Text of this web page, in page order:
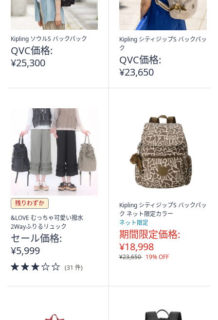
Kipling ソウルS バックパック
QVC価格:
¥25,300
Kipling シティジップS バックパッ
ク
QVC価格:
¥23,650
残りわずか
&LOVE むっちゃ可愛い撥水
2Wayふりるリュック
セール価格:
¥5,999
3.0
of
(31 件)
Kipling シティジップS バックパッ
ク ネット限定カラー
ネット限定
期間限定価格:
¥18,998
¥23,650 19% OFF